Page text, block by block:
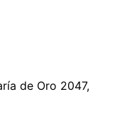
de Oro 2047,